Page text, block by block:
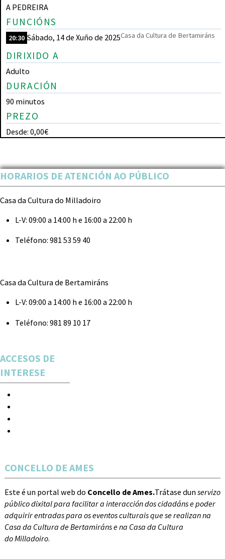
A PEDREIRA
FUNCIÓNS
Sábado, 14 de Xuño de 2025
20:30 Casa da Cultura de Bertamiráns
DIRIXIDO A
Adulto
DURACIÓN
90 minutos
PREZO
Desde: 0,00€
HORARIOS DE ATENCIÓN AO PÚBLICO
Casa da Cultura do Milladoiro
L-V: 09:00 a 14:00 h e 16:00 a 22:00 h
Teléfono: 981 53 59 40
Casa da Cultura de Bertamiráns
L-V: 09:00 a 14:00 h e 16:00 a 22:00 h
Teléfono: 981 89 10 17
ACCESOS DE
INTERESE
CONCELLO DE AMES
Este é un portal web do Concello de Ames.Trátase dunservizo
público dixital para facilitar a interacción dos cidadáns e poder
adquirir entradas para os eventos culturais que se realizan na
Casa da Cultura de Bertamiráns e na Casa da Cultura
do Milladoiro.